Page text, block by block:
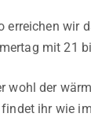
wir
mit 21
wohl der
ihr wie